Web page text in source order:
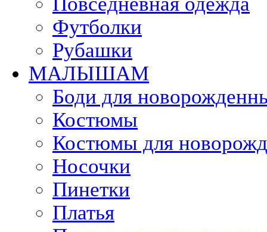
Футболки
Рубашки
МАЛЫШАМ
Боди для
Костюмы
Костюмы для
Носочки
Пинетки
Платья